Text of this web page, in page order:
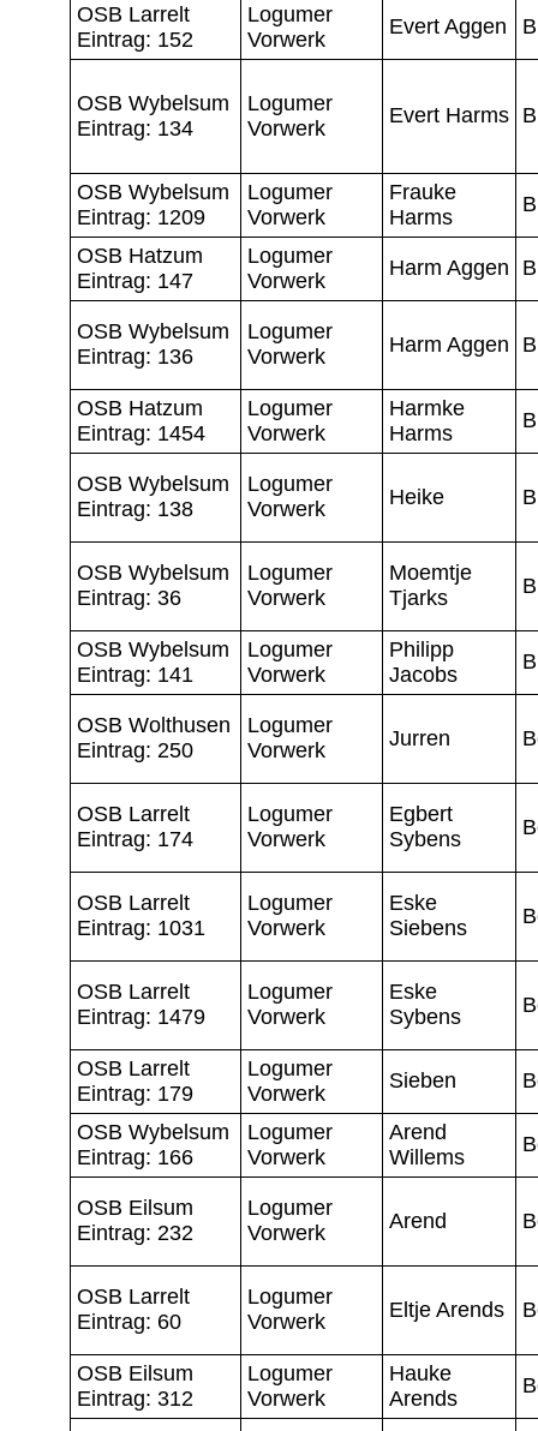
OSB Larrelt
Eintrag: 152
Logumer
Vorwerk
Evert Aggen
OSB Wybelsum
Eintrag: 134
Logumer
Vorwerk
Evert Harms
OSB Wybelsum
Eintrag: 1209
Logumer
Vorwerk
Frauke
Harms
OSB Hatzum
Eintrag: 147
Logumer
Vorwerk
Harm Aggen
OSB Wybelsum
Eintrag: 136
Logumer
Vorwerk
Harm Aggen
OSB Hatzum
Eintrag: 1454
Logumer
Vorwerk
Harmke
Harms
OSB Wybelsum
Eintrag: 138
Logumer
Vorwerk
Heike
OSB Wybelsum
Eintrag: 36
Logumer
Vorwerk
Moemtje
Tjarks
OSB Wybelsum
Eintrag: 141
Logumer
Vorwerk
Philipp
Jacobs
OSB Wolthusen
Eintrag: 250
Logumer
Vorwerk
Jurren
OSB Larrelt
Eintrag: 174
Logumer
Vorwerk
Egbert
Sybens
OSB Larrelt
Eintrag: 1031
Logumer
Vorwerk
Eske
Siebens
OSB Larrelt
Eintrag: 1479
Logumer
Vorwerk
Eske
Sybens
OSB Larrelt
Eintrag: 179
Logumer
Vorwerk
Sieben
OSB Wybelsum
Eintrag: 166
Logumer
Vorwerk
Arend
Willems
OSB Eilsum
Eintrag: 232
Logumer
Vorwerk
Arend
OSB Larrelt
Eintrag: 60
Logumer
Vorwerk
Eltje Arends
OSB Eilsum
Eintrag: 312
Logumer
Vorwerk
Hauke
Arends